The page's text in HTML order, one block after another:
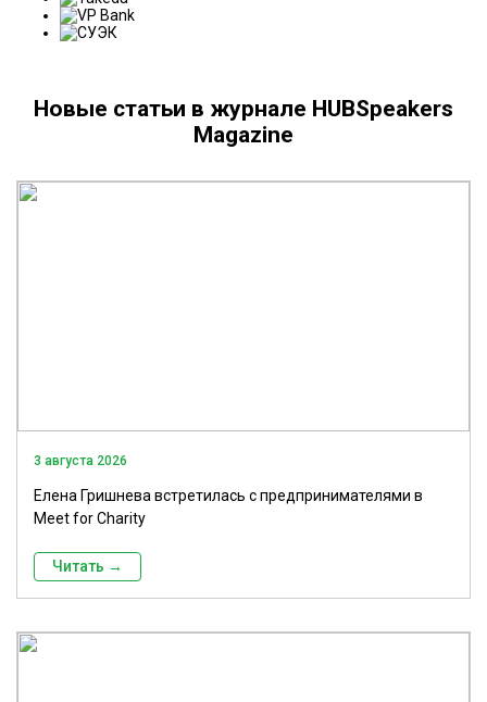
Новые статьи в журнале HUBSpeakers
Magazine
3 августа 2026
Елена Гришнева встретилась с предпринимателями в
Meet for Charity
Читать →